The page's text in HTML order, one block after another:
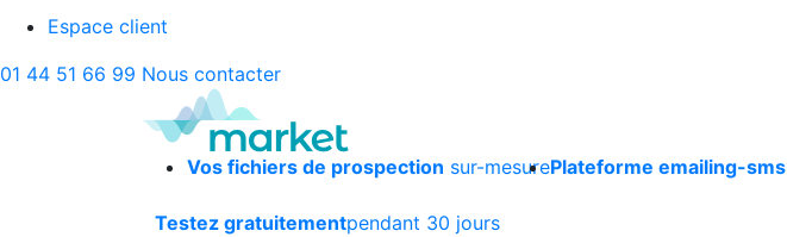
Espace client
01 44 51 66 99 Nous contacter
Vos fichiers de prospection sur-mesurePlateforme emailing-sms
Testez gratuitementpendant 30 jours